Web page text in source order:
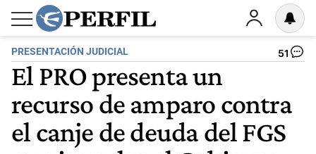
PRESENTACIÓN JUDICIAL 51
El PRO presenta un
recurso de amparo contra
el canje de deuda del FGS